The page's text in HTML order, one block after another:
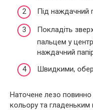
Під наждачний
Покладіть
пальцем у
наждачний
Швидкими,
Наточене лезо повинно
кольору та гладеньким